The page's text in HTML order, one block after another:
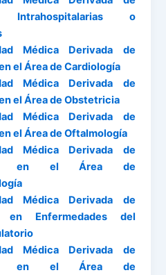
Intrahospitalarias o
Médica Derivada de
el Área de Cardiología
Médica Derivada de
el Área de Obstetricia
Médica Derivada de
el Área de Oftalmología
Médica Derivada de
en el Área de
Médica Derivada de
en Enfermedades del
Médica Derivada de
en el Área de